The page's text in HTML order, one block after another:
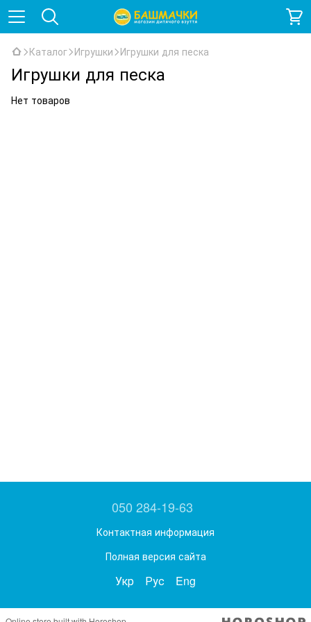
Каталог Игрушки Игрушки для песка
Игрушки для песка
Нет товаров
050 284-19-63
Контактная информация
Полная версия сайта
Укр Рус Eng